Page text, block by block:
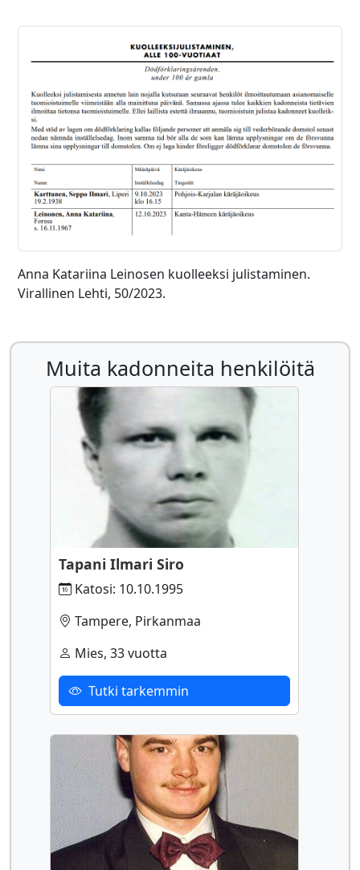
Anna Katariina Leinosen kuolleeksi julistaminen.
Virallinen Lehti, 50/2023.
Muita kadonneita henkilöitä
Tapani Ilmari Siro
Katosi: 10.10.1995
Tampere, Pirkanmaa
Mies, 33 vuotta
Tutki tarkemmin